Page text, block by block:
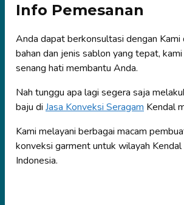
Info Pemesanan
Anda dapat berkonsultasi dengan Kami
bahan dan jenis sablon yang tepat,
senang hati membantu Anda.
Nah tunggu apa lagi segera saja
baju di Jasa Konveksi Seragam Kendal
Kami melayani berbagai macam
konveksi garment untuk wilayah Kendal
Indonesia.